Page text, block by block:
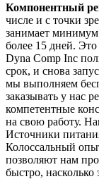
Компонентный
числе и с точки
занимает
более 15 дней.
Dyna Comp Inc
срок, и снова
мы выполняем
заказывать у нас
компетентные
на свою работу.
Источники
Колоссальный
позволяют нам
быстро,